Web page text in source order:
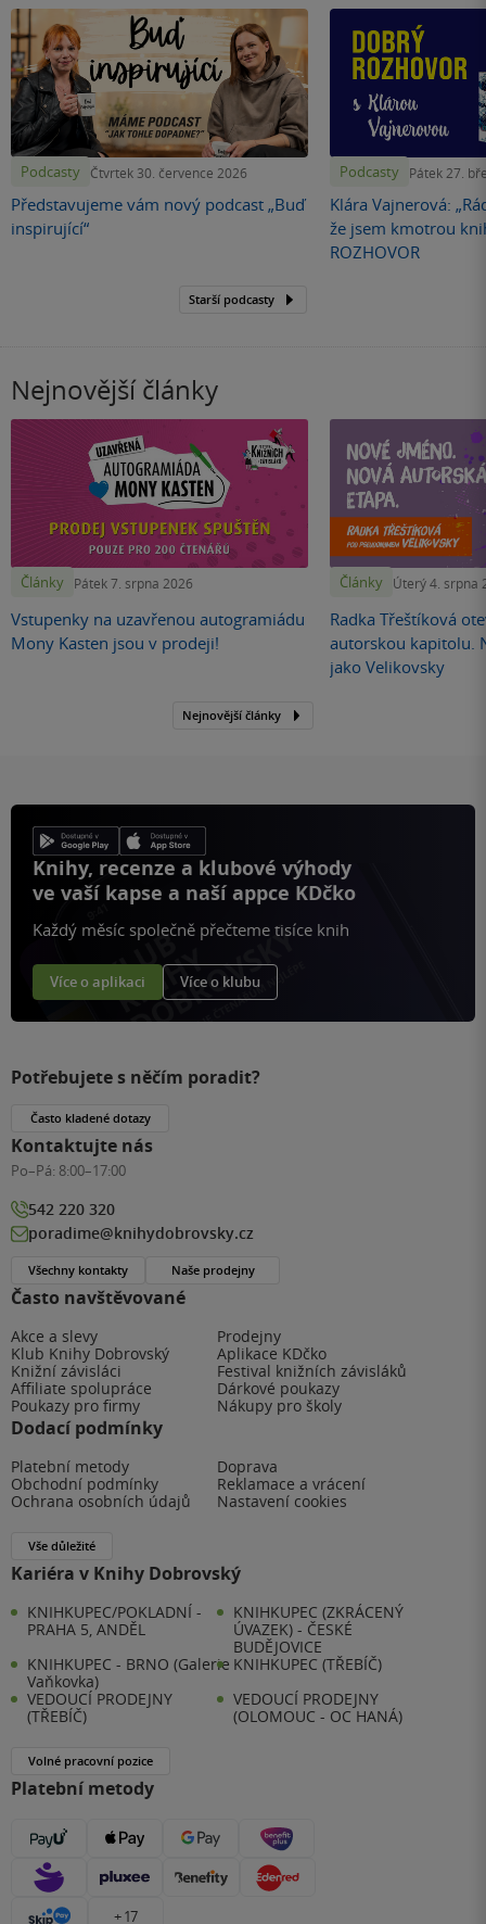
Podcasty Čtvrtek 30. července 2026
Představujeme vám nový podcast „Buď
inspirující“
Podcasty Pátek 27.
Klára Vajnerová:
že jsem kmotrou
ROZHOVOR
Starší podcasty
Nejnovější články
Články Pátek 7. srpna 2026
Vstupenky na uzavřenou autogramiádu
Mony Kasten jsou v prodeji!
Články Úterý 4. srpna
Radka Třeštíková
autorskou kapitolu.
jako Velikovsky
Nejnovější články
Knihy, recenze a klubové výhody
ve vaší kapse a naší appce KDčko
Každý měsíc společně přečteme tisíce knih
Více o aplikaci Více o klubu
Často navštěvované
Akce a slevy
Prodejny
Klub Knihy Dobrovský
Aplikace KDčko
Knižní závisláci
Festival knižních závisláků
Affiliate spolupráce
Dárkové poukazy
Poukazy pro firmy
Nákupy pro školy
Dodací podmínky
Platební metody
Doprava
Obchodní podmínky
Reklamace a vrácení
Ochrana osobních údajů
Nastavení cookies
Vše důležité
Kariéra v Knihy Dobrovský
KNIHKUPEC/POKLADNÍ -
PRAHA 5, ANDĚL
KNIHKUPEC (ZKRÁCENÝ
ÚVAZEK) - ČESKÉ
BUDĚJOVICE
KNIHKUPEC - BRNO (Galerie
Vaňkovka)
KNIHKUPEC (TŘEBÍČ)
VEDOUCÍ PRODEJNY
(TŘEBÍČ)
VEDOUCÍ PRODEJNY
(OLOMOUC - OC HANÁ)
Volné pracovní pozice
Platební metody
+ 17
Potřebujete s něčím poradit?
Často kladené dotazy
Kontaktujte nás
Po–Pá: 8:00–17:00
542 220 320
poradime@knihydobrovsky.cz
Všechny kontakty Naše prodejny